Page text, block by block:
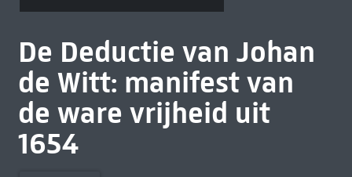
De Deductie van Johan
de Witt: manifest van
de ware vrijheid uit
1654